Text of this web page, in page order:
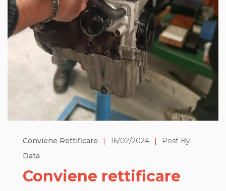
Conviene Rettificare | 16/02/2024 |
Post By:
Data
Conviene rettificare